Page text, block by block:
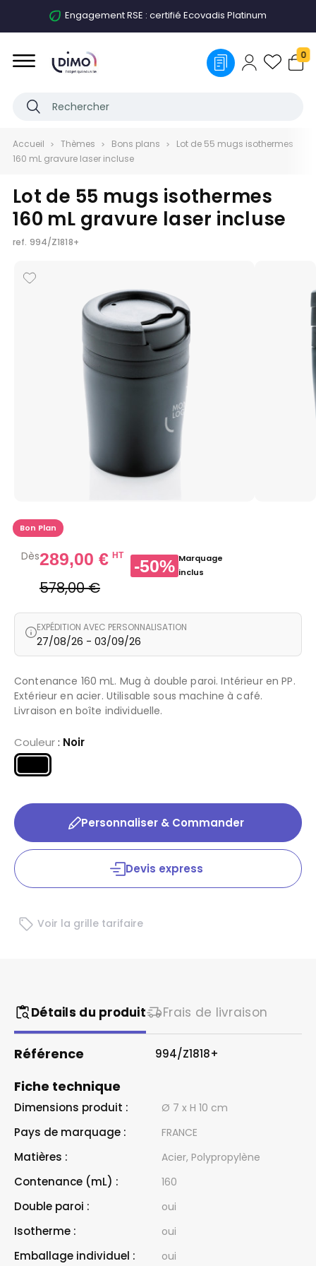
Engagement RSE : certifié Ecovadis Platinum
0
Accueil Thèmes Bons plans
Lot de 55 mugs isothermes
160 mL gravure laser incluse
Lot de 55 mugs isothermes
160 mL gravure laser incluse
ref. 994/Z1818+
Bon Plan
Dès289,00 € HT
-50%
578,00 €
Marquage
inclus
EXPÉDITION AVEC PERSONNALISATION
27/08/26 - 03/09/26
Contenance 160 mL. Mug à double paroi. Intérieur en PP.
Extérieur en acier. Utilisable sous machine à café.
Livraison en boîte individuelle.
Couleur: Noir
Personnaliser & Commander
Devis express
Voir la grille tarifaire
Détails du produit Frais de livraison
Référence 994/Z1818+
Fiche technique
Dimensions produit : Ø 7 x H 10 cm
Pays de marquage : FRANCE
Matières : Acier, Polypropylène
Contenance (mL) : 160
Double paroi : oui
Isotherme : oui
Emballage individuel : oui